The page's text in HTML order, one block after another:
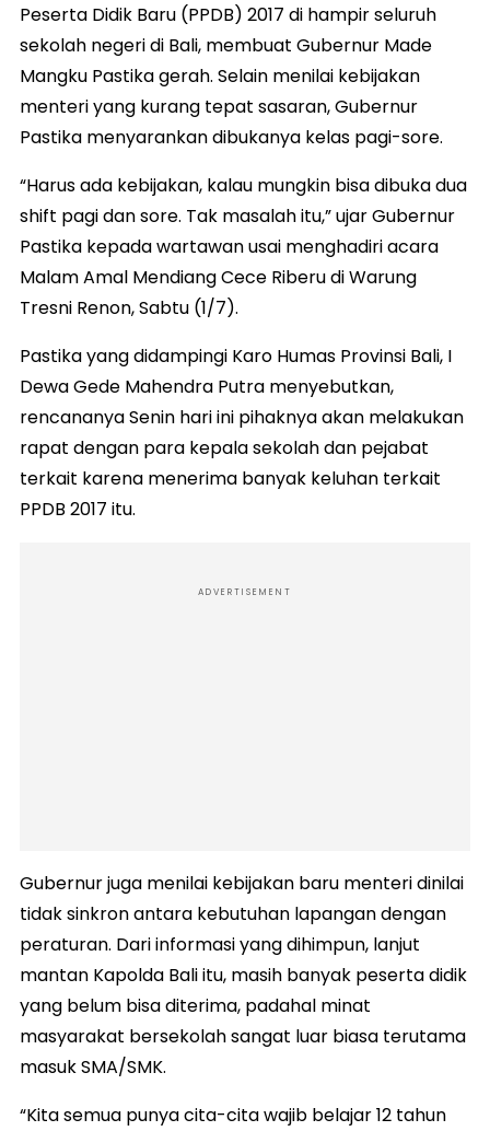
Peserta Didik Baru (PPDB) 2017 di hampir seluruh
sekolah negeri di Bali, membuat Gubernur Made
Mangku Pastika gerah. Selain menilai kebijakan
menteri yang kurang tepat sasaran, Gubernur
Pastika menyarankan dibukanya kelas pagi-sore.
“Harus ada kebijakan, kalau mungkin bisa dibuka dua
shift pagi dan sore. Tak masalah itu,” ujar Gubernur
Pastika kepada wartawan usai menghadiri acara
Malam Amal Mendiang Cece Riberu di Warung
Tresni Renon, Sabtu (1/7).
Pastika yang didampingi Karo Humas Provinsi Bali, I
Dewa Gede Mahendra Putra menyebutkan,
rencananya Senin hari ini pihaknya akan melakukan
rapat dengan para kepala sekolah dan pejabat
terkait karena menerima banyak keluhan terkait
PPDB 2017 itu.
ADVERTISEMENT
Gubernur juga menilai kebijakan baru menteri dinilai
tidak sinkron antara kebutuhan lapangan dengan
peraturan. Dari informasi yang dihimpun, lanjut
mantan Kapolda Bali itu, masih banyak peserta didik
yang belum bisa diterima, padahal minat
masyarakat bersekolah sangat luar biasa terutama
masuk SMA/SMK.
“Kita semua punya cita-cita wajib belajar 12 tahun